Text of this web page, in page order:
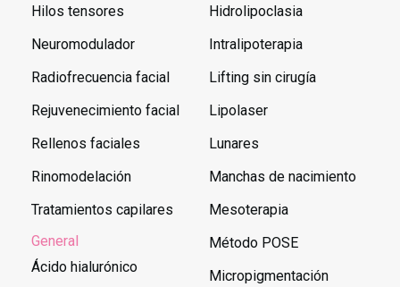
Hilos tensores
Neuromodulador
Radiofrecuencia facial
Rejuvenecimiento facial
Rellenos faciales
Rinomodelación
Tratamientos capilares
General
Ácido hialurónico
Hidrolipoclasia
Intralipoterapia
Lifting sin cirugía
Lipolaser
Lunares
Manchas de nacimiento
Mesoterapia
Método POSE
Micropigmentación